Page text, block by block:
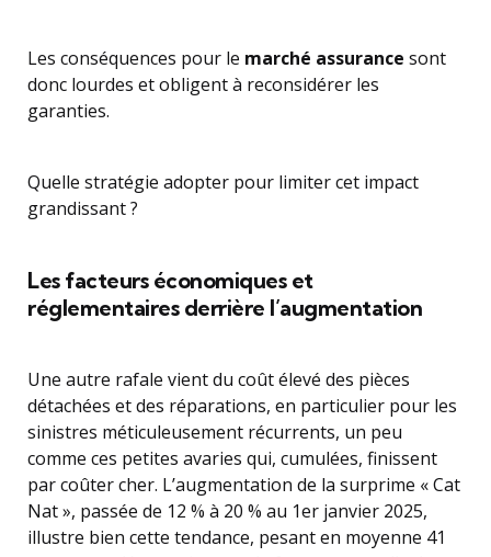
Les conséquences pour le marché assurance sont
donc lourdes et obligent à reconsidérer les
garanties.
Quelle stratégie adopter pour limiter cet impact
grandissant ?
Les facteurs économiques et
réglementaires derrière l’augmentation
Une autre rafale vient du coût élevé des pièces
détachées et des réparations, en particulier pour les
sinistres méticuleusement récurrents, un peu
comme ces petites avaries qui, cumulées, finissent
par coûter cher. L’augmentation de la surprime « Cat
Nat », passée de 12 % à 20 % au 1er janvier 2025,
illustre bien cette tendance, pesant en moyenne 41